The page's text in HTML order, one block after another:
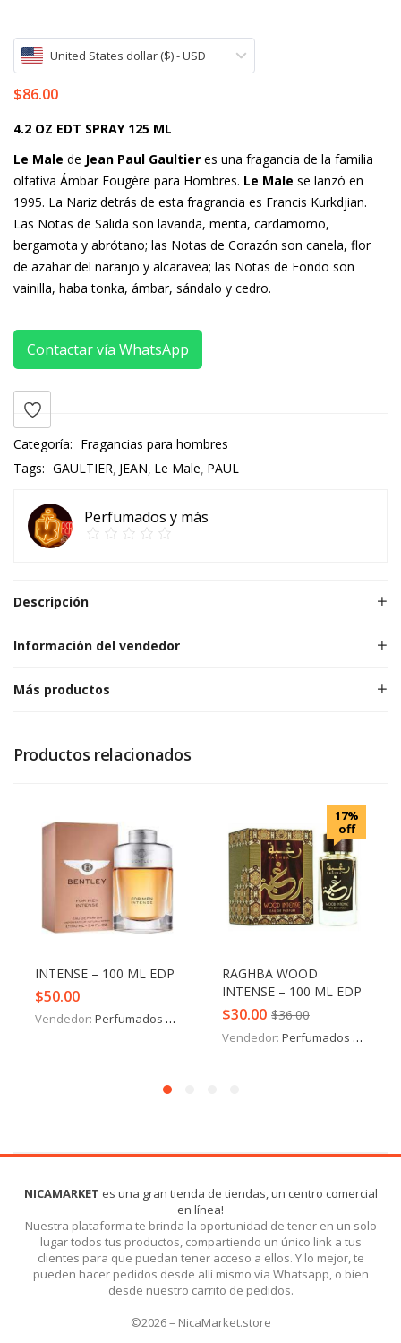
United States dollar ($) - USD
$86.00
4.2 OZ EDT SPRAY 125 ML
Le Male de Jean Paul Gaultier es una fragancia de la familia
olfativa Ámbar Fougère para Hombres. Le Male se lanzó en
1995. La Nariz detrás de esta fragrancia es Francis Kurkdjian.
Las Notas de Salida son lavanda, menta, cardamomo,
bergamota y abrótano; las Notas de Corazón son canela, flor
de azahar del naranjo y alcaravea; las Notas de Fondo son
vainilla, haba tonka, ámbar, sándalo y cedro.
Contactar vía WhatsApp
Categoría: Fragancias para hombres
Tags: GAULTIER JEAN Le Male PAUL
Perfumados y más
Descripción
Información del vendedor
Más productos
Productos relacionados
INTENSE – 100 ML EDP
$50.00
Vendedor: Perfumados y más
17%
off
RAGHBA WOOD
INTENSE – 100 ML EDP
$30.00 $36.00
Vendedor: Perfumados y más
NICAMARKET es una gran tienda de tiendas, un centro comercial
en línea!
Nuestra plataforma te brinda la oportunidad de tener en un solo
lugar todos tus productos, compartiendo un único link a tus
clientes para que puedan tener acceso a ellos. Y lo mejor, te
pueden hacer pedidos desde allí mismo vía Whatsapp, o bien
desde nuestro carrito de pedidos.
©2026 – NicaMarket.store